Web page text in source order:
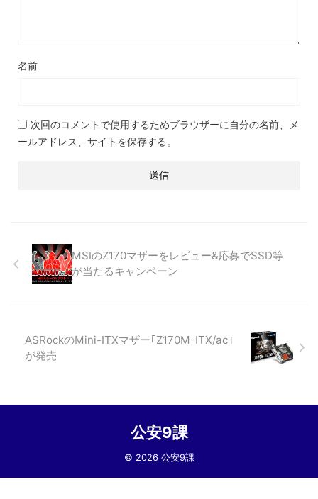
名前
次回のコメントで使用するためブラウザーに自分の名前、メ
ールアドレス、サイトを保存する。
MSIのZ170マザーをレビュー&応募でSSD等
が当たるキャンペーン
ASRockのMini-ITXマザー｢Z170M-ITX/ac｣
が発売
公安9課
© 2026 公安9課